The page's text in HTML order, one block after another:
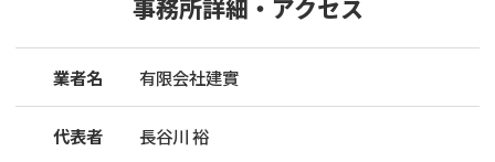
事務所詳細・アクセス
業者名 有限会社建實
代表者 長谷川 裕